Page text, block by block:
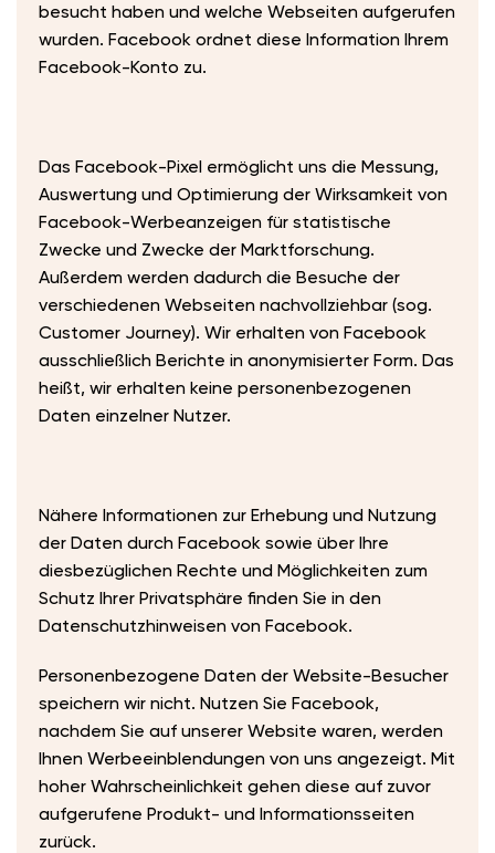
besucht haben und welche Webseiten aufgerufen
wurden. Facebook ordnet diese Information Ihrem
Facebook-Konto zu.
Das Facebook-Pixel ermöglicht uns die Messung,
Auswertung und Optimierung der Wirksamkeit von
Facebook-Werbeanzeigen für statistische
Zwecke und Zwecke der Marktforschung.
Außerdem werden dadurch die Besuche der
verschiedenen Webseiten nachvollziehbar (sog.
Customer Journey). Wir erhalten von Facebook
ausschließlich Berichte in anonymisierter Form. Das
heißt, wir erhalten keine personenbezogenen
Daten einzelner Nutzer.
Nähere Informationen zur Erhebung und Nutzung
der Daten durch Facebook sowie über Ihre
diesbezüglichen Rechte und Möglichkeiten zum
Schutz Ihrer Privatsphäre finden Sie in den
Datenschutzhinweisen von Facebook.
​Personenbezogene Daten der Website-Besucher
speichern wir nicht. Nutzen Sie Facebook,
nachdem Sie auf unserer Website waren, werden
Ihnen Werbeeinblendungen von uns angezeigt. Mit
hoher Wahrscheinlichkeit gehen diese auf zuvor
aufgerufene Produkt- und Informationsseiten
zurück.